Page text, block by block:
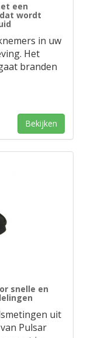
een
wordt
in uw
Het
branden
Bekijken
snelle en
uit
Pulsar